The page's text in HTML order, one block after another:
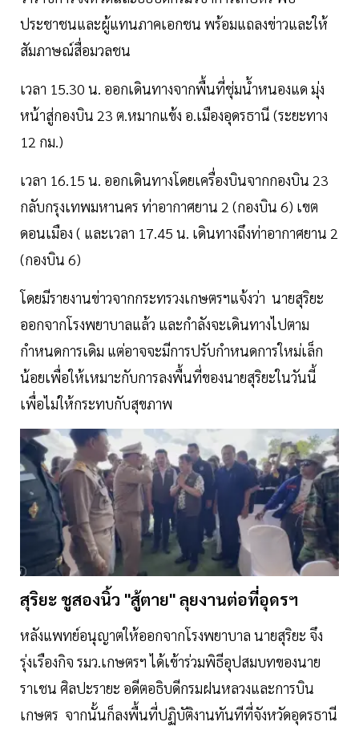
ประชาชนและผู้แทนภาคเอกชน พร้อมแถลงข่าวและให้
สัมภาษณ์สื่อมวลชน
เวลา 15.30 น. ออกเดินทางจากพื้นที่ชุ่มน้ำหนองแด มุ่ง
หน้าสู่กองบิน 23 ต.หมากแข้ง อ.เมืองอุดรธานี (ระยะทาง
12 กม.)
เวลา 16.15 น. ออกเดินทางโดยเครื่องบินจากกองบิน 23
กลับกรุงเทพมหานคร ท่าอากาศยาน 2 (กองบิน 6) เขต
ดอนเมือง ( และเวลา 17.45 น. เดินทางถึงท่าอากาศยาน 2
(กองบิน 6)
โดยมีรายงานข่าวจากกระทรวงเกษตรฯแจ้งว่า นายสุริยะ
ออกจากโรงพยาบาลแล้ว และกำลังจะเดินทางไปตาม
กำหนดการเดิม แต่อาจจะมีการปรับกำหนดการใหม่เล็ก
น้อยเพื่อให้เหมาะกับการลงพื้นที่ของนายสุริยะในวันนี้
เพื่อไม่ให้กระทบกับสุขภาพ
สุริยะ ชูสองนิ้ว "สู้ตาย" ลุยงานต่อที่อุดรฯ
หลังแพทย์อนุญาตให้ออกจากโรงพยาบาล นายสุริยะ จึง
รุ่งเรืองกิจ รมว.เกษตรฯ ได้เข้าร่วมพิธีอุปสมบทของนาย
ราเชน ศิลปะรายะ อดีตอธิบดีกรมฝนหลวงและการบิน
เกษตร จากนั้นก็ลงพื้นที่ปฏิบัติงานทันทีที่จังหวัดอุดรธานี